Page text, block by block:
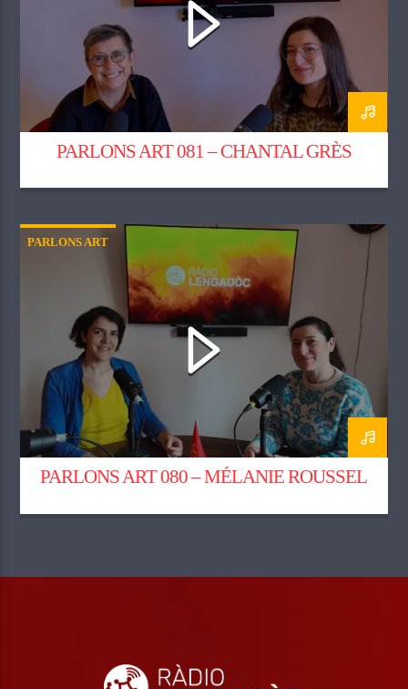
PARLONS ART 081 – CHANTAL GRÈS
PARLONS ART
PARLONS ART 080 – MÉLANIE ROUSSEL